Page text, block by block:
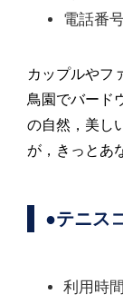
電話番
カップルやフ
鳥園でバード
の自然，美し
が，きっとあ
●テニス
利用時